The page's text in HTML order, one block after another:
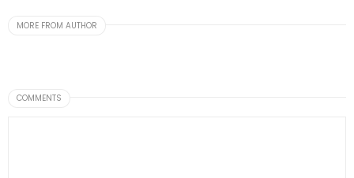
MORE FROM AUTHOR
COMMENTS